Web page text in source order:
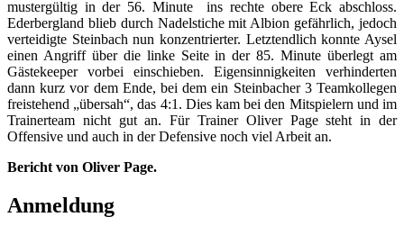
mustergültig in der 56. Minute ins rechte obere Eck abschloss.
Ederbergland blieb durch Nadelstiche mit Albion gefährlich, jedoch
verteidigte Steinbach nun konzentrierter. Letztendlich konnte Aysel
einen Angriff über die linke Seite in der 85. Minute überlegt am
Gästekeeper vorbei einschieben. Eigensinnigkeiten verhinderten
dann kurz vor dem Ende, bei dem ein Steinbacher 3 Teamkollegen
freistehend „übersah“, das 4:1. Dies kam bei den Mitspielern und im
Trainerteam nicht gut an. Für Trainer Oliver Page steht in der
Offensive und auch in der Defensive noch viel Arbeit an.
Bericht von Oliver Page.
Anmeldung